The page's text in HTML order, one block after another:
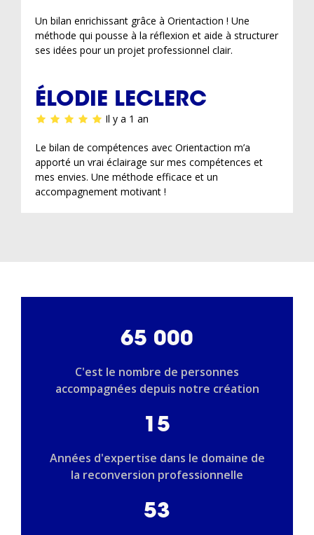
Un bilan enrichissant grâce à Orientaction ! Une
méthode qui pousse à la réflexion et aide à structurer
ses idées pour un projet professionnel clair.
ÉLODIE LECLERC
Il y a 1 an
Le bilan de compétences avec Orientaction m’a
apporté un vrai éclairage sur mes compétences et
mes envies. Une méthode efficace et un
accompagnement motivant !
65 000
C'est le nombre de personnes
accompagnées depuis notre création
15
Années d'expertise dans le domaine de
la reconversion professionnelle
53